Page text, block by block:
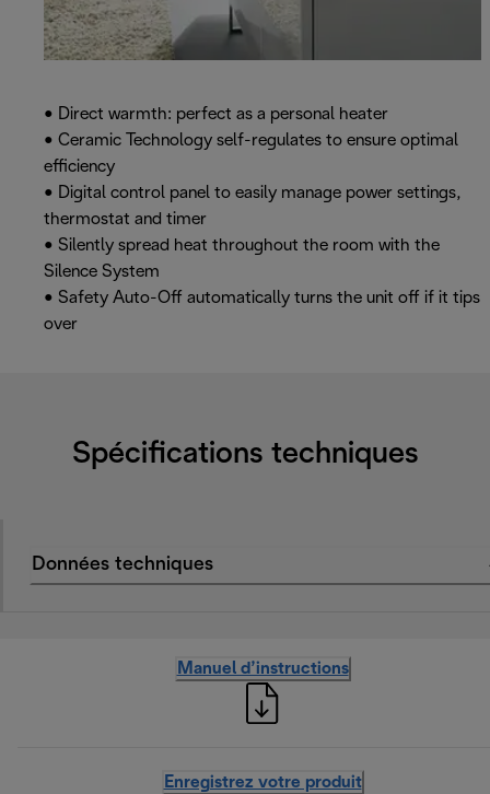
• Direct warmth: perfect as a personal heater
• Ceramic Technology self-regulates to ensure optimal
efficiency
• Digital control panel to easily manage power settings,
thermostat and timer
• Silently spread heat throughout the room with the
Silence System
• Safety Auto-Off automatically turns the unit off if it tips
over
Spécifications techniques
Données techniques
Manuel d’instructions
Enregistrez votre produit